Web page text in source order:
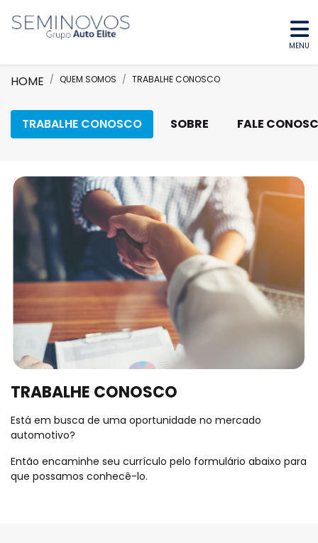
MENU
HOME QUEM SOMOS TRABALHE CONOSCO
SOBRE FALE
TRABALHE CONOSCO
TRABALHE CONOSCO
Está em busca de uma oportunidade no mercado
automotivo?
Então encaminhe seu currículo pelo formulário abaixo para
que possamos conhecê-lo.